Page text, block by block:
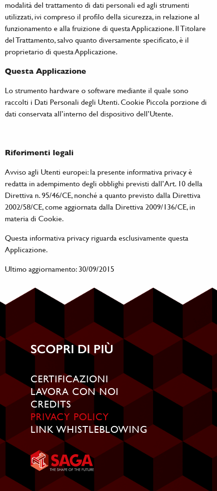
modalità del trattamento di dati personali ed agli strumenti
utilizzati, ivi compreso il profilo della sicurezza, in relazione al
funzionamento e alla fruizione di questa Applicazione. Il Titolare
del Trattamento, salvo quanto diversamente specificato, è il
proprietario di questa Applicazione.
Questa Applicazione
Lo strumento hardware o software mediante il quale sono
raccolti i Dati Personali degli Utenti. Cookie Piccola porzione di
dati conservata all’interno del dispositivo dell’Utente.
Riferimenti legali
Avviso agli Utenti europei: la presente informativa privacy è
redatta in adempimento degli obblighi previsti dall’Art. 10 della
Direttiva n. 95/46/CE, nonché a quanto previsto dalla Direttiva
2002/58/CE, come aggiornata dalla Direttiva 2009/136/CE, in
materia di Cookie.
Questa informativa privacy riguarda esclusivamente questa
Applicazione.
Ultimo aggiornamento: 30/09/2015
SCOPRI DI PIÙ
CERTIFICAZIONI
LAVORA CON NOI
CREDITS
PRIVACY POLICY
LINK WHISTLEBLOWING